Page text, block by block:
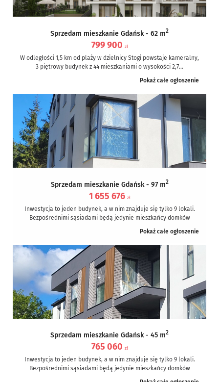
Sprzedam mieszkanie Gdańsk - 62 m2
799 900 zł
W odległości 1,5 km od plaży w dzielnicy Stogi powstaje kameralny,
3 piętrowy budynek z 44 mieszkaniami o wysokości 2,7...
Pokaż całe ogłoszenie
Sprzedam mieszkanie Gdańsk - 97 m2
1 655 676 zł
Inwestycja to jeden budynek, a w nim znajduje się tylko 9 lokali.
Bezpośrednimi sąsiadami będą jedynie mieszkańcy domków
Pokaż całe ogłoszenie
Sprzedam mieszkanie Gdańsk - 45 m2
765 060 zł
Inwestycja to jeden budynek, a w nim znajduje się tylko 9 lokali.
Bezpośrednimi sąsiadami będą jedynie mieszkańcy domków